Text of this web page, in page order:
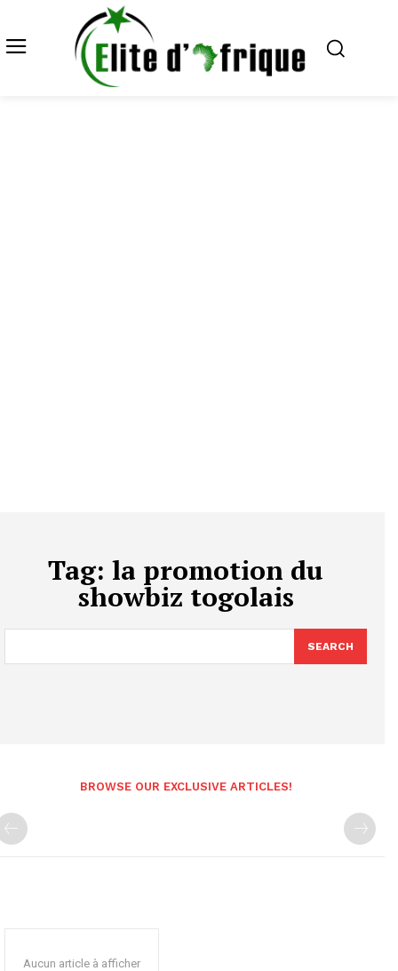
Tag: la promotion du
showbiz togolais
SEARCH
BROWSE OUR EXCLUSIVE ARTICLES!
Aucun article à afficher